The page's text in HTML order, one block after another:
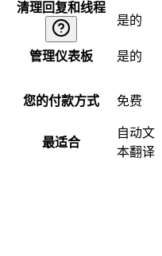
清理回复和线程
是的
管理仪表板 是的
您的付款方式
免费
最适合
自动文
本翻译